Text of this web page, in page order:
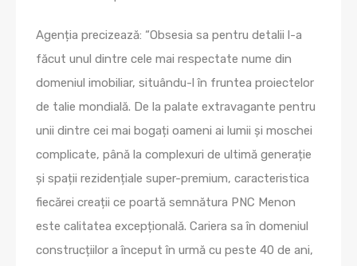
Agenția precizează: “Obsesia sa pentru detalii l-a
făcut unul dintre cele mai respectate nume din
domeniul imobiliar, situându-l în fruntea proiectelor
de talie mondială. De la palate extravagante pentru
unii dintre cei mai bogați oameni ai lumii și moschei
complicate, până la complexuri de ultimă generație
și spații rezidențiale super-premium, caracteristica
fiecărei creații ce poartă semnătura PNC Menon
este calitatea excepțională. Cariera sa în domeniul
construcțiilor a început în urmă cu peste 40 de ani,